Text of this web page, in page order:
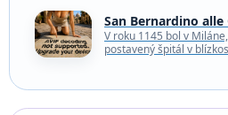
San Bernardino alle
V roku 1145 bol v
postavený špitál v